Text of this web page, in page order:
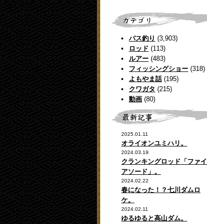
バス釣り (3,903)
ロッド (113)
ルアー (483)
フィッシングショー (318)
よもやま話(195)
クワガタ (215)
動画 (80)
2025.01.11
オライオンユミハリ。
2024.03.19
クランキングロッド「ファイ
アソード」。
2024.02.22
春になった！？七川ダムロ
ケ。
2024.02.11
ゆるゆると高山ダム。